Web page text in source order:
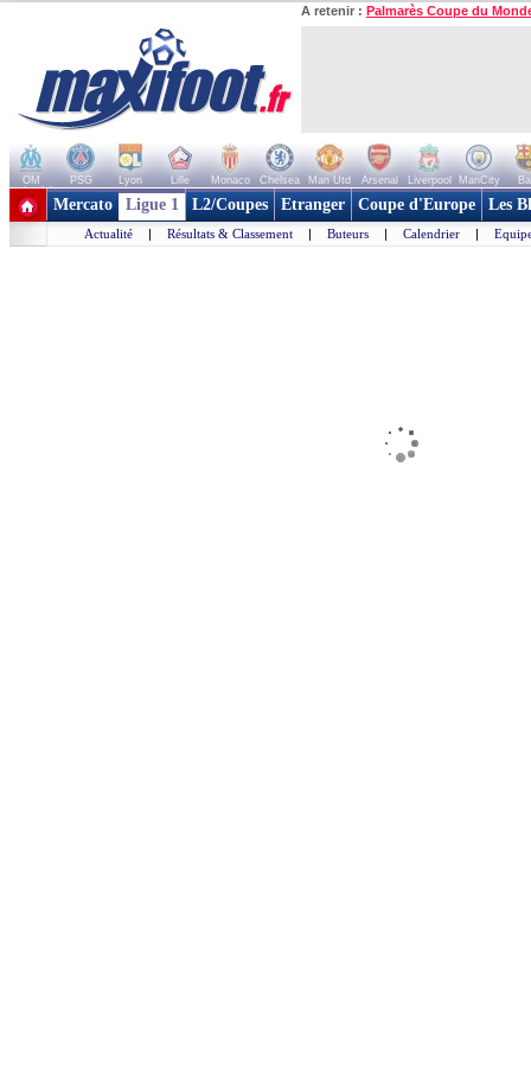
A retenir : Palmarès Coupe du
OM PSG Lyon Lille Monaco Chelsea Man Utd Arsenal Liverpool ManCity
+ de clubs
Mercato Ligue 1 L2/Coupes Etranger Coupe d'Europe Les
Actualité | Résultats & Classement | Buteurs | Calendrier |